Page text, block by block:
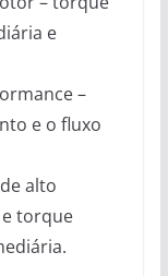
e
–
e o fluxo
alto
torque